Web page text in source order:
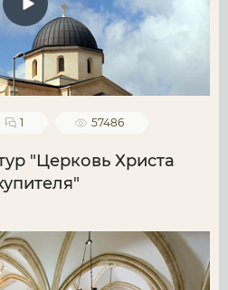
1 57486
"Церковь Христа